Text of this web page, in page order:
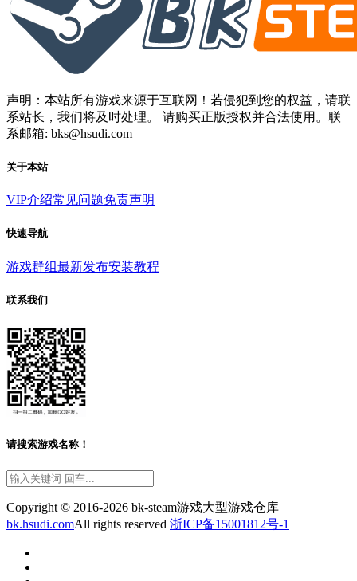
声明：本站所有游戏来源于互联网！若侵犯到您的权益，请联
系站长，我们将及时处理。 请购买正版授权并合法使用。联
系邮箱: bks@hsudi.com
关于本站
VIP介绍常见问题免责声明
快速导航
游戏群组最新发布安装教程
联系我们
请搜索游戏名称！
Copyright © 2016-2026 bk-steam游戏大型游戏仓库
bk.hsudi.comAll rights reserved 浙ICP备15001812号-1